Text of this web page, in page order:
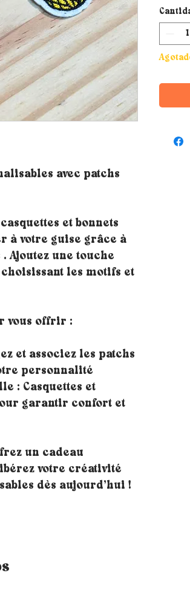
avec patchs
et bonnets
à votre guise grâce à
Ajoutez une touche
les motifs et
vous offrir :
et associez les patchs
personnalité
: Casquettes et
garantir confort et
un cadeau
votre créativité
dès aujourd’hui !